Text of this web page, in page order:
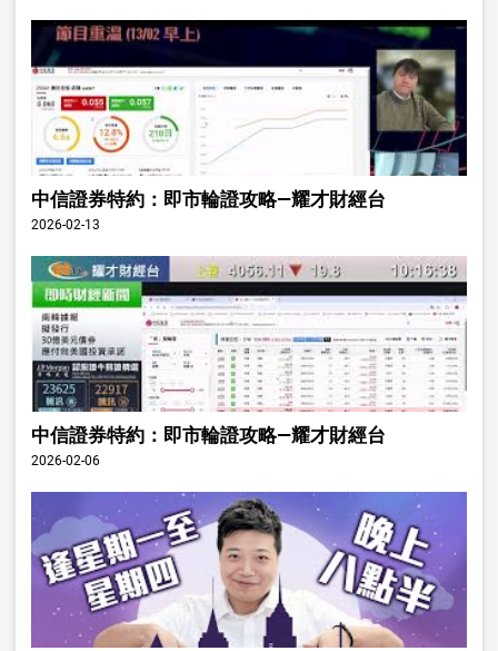
中信證券特約：即市輪證攻略—耀才財經台
2026-02-13
中信證券特約：即市輪證攻略—耀才財經台
2026-02-06